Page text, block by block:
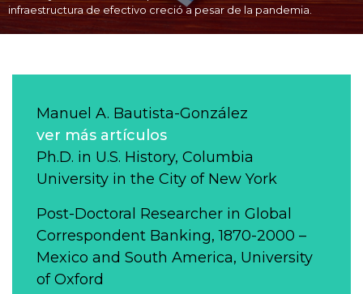
infraestructura de efectivo creció a pesar de la pandemia.
Manuel A. Bautista-González
ver más artículos
Ph.D. in U.S. History, Columbia
University in the City of New York
Post-Doctoral Researcher in Global
Correspondent Banking, 1870-2000 –
Mexico and South America, University
of Oxford